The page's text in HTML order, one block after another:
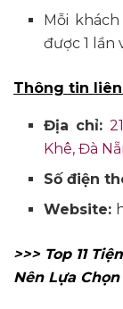
Mỗi
được 1 lần
Thông tin liên
Địa chỉ:
Khê, Đà
Số điện
Website:
>>> Top 11
Nên Lựa Chọn